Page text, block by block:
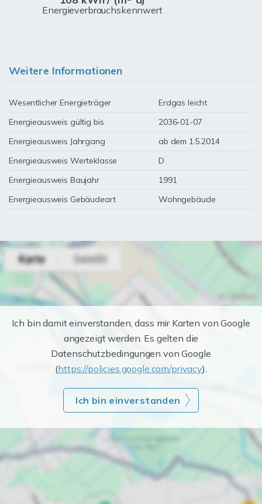
Energieverbrauchskennwert
Weitere Informationen
Wesentlicher Energieträger
Erdgas leicht
Energieausweis gültig bis
2036-01-07
Energieausweis Jahrgang
ab dem 1.5.2014
Energieausweis Werteklasse
D
Energieausweis Baujahr
1991
Energieausweis Gebäudeart
Wohngebäude
Ich bin damit einverstanden, dass mir Karten von Google
angezeigt werden. Es gelten die
Datenschutzbedingungen von Google
(https://policies.google.com/privacy).
Ich bin einverstanden